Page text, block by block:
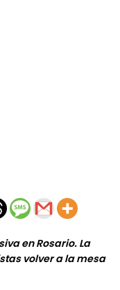
en Rosario. La
volver a la mesa